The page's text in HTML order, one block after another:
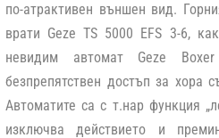
по-атрактивен външен вид.
врати Geze TS 5000 EFS 3-6,
невидим автомат Geze
безпрепятствен достъп за хора
Автоматите са с т.нар функция
изключва действието и